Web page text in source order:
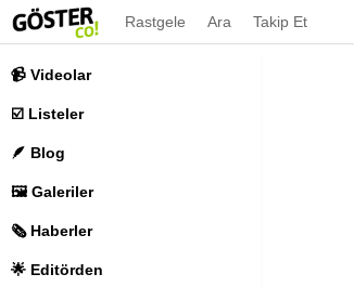
📹 Videolar
☑️ Listeler
🪶 Blog
🖼️ Galeriler
🗞️ Haberler
🌟 Editörden
Rastgele Ara Takip Et